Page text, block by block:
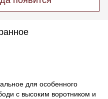
для особенного
с высоким воротником и